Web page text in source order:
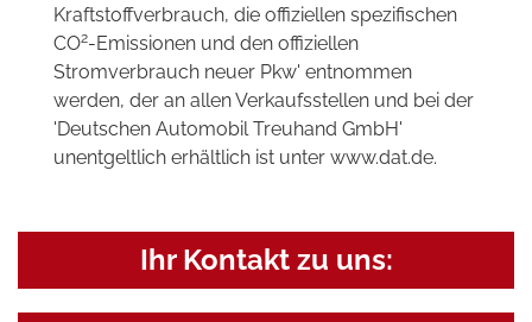
Kraftstoffverbrauch, die offiziellen spezifischen
CO2-Emissionen und den offiziellen
Stromverbrauch neuer Pkw' entnommen
werden, der an allen Verkaufsstellen und bei der
'Deutschen Automobil Treuhand GmbH'
unentgeltlich erhältlich ist unter www.dat.de.
Ihr Kontakt zu uns: